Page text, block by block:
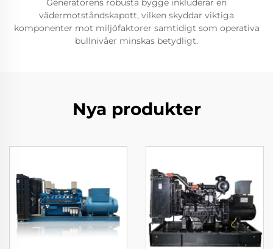
Generatorens robusta bygge inkluderar en
vädermotståndskapott, vilken skyddar viktiga
komponenter mot miljöfaktorer samtidigt som operativa
bullnivåer minskas betydligt.
Nya produkter